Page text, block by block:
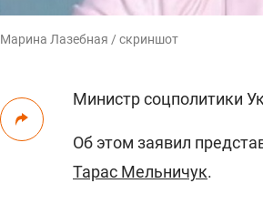
Марина Лазебная / скриншот
Министр соцполитики
Об этом заявил
Тарас Мельничук.